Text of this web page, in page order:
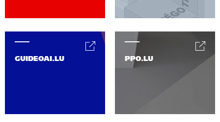
PPO.LU
GUIDEOAI.LU